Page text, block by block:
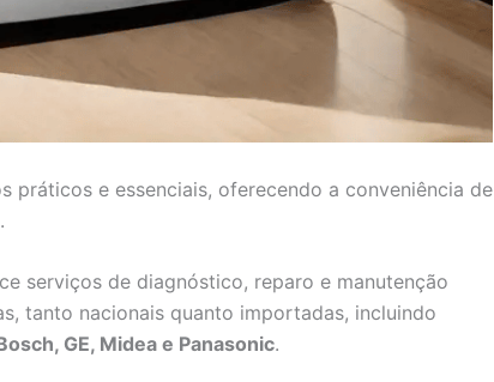
práticos e essenciais, oferecendo a conveniência de
serviços de diagnóstico, reparo e manutenção
tanto nacionais quanto importadas, incluindo
GE, Midea e Panasonic.